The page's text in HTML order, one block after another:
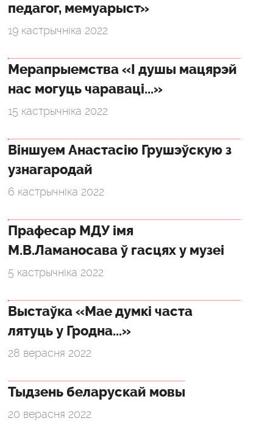
педагог, мемуарыст»
19 кастрычніка 2022
Мерапрыемства «І душы мацярэй
нас могуць чараваці...»
15 кастрычніка 2022
Віншуем Анастасію Грушэўскую з
узнагародай
6 кастрычніка 2022
Прафесар МДУ імя
М.В.Ламаносава ў гасцях у музеі
5 кастрычніка 2022
Выстаўка «Мае думкі часта
лятуць у Гродна...»
28 верасня 2022
Тыдзень беларускай мовы
20 верасня 2022